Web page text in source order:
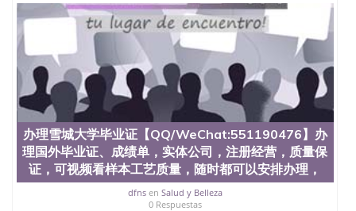
镭射，紫外荧光，温感，复印防伪）都有原版本文凭
对照。质量得到了广大海外客户群体的认可，同时和
海外学校留学中介， 同时能做到与时俱进，及时掌握
各大院校的（毕业证，成绩单，资格证，学生卡，结
业证，录取通知书，在读证明等相关材料）的版本更
新信息， 能够在时间掌握的海外学历文凭的样版，尺
寸大小，纸张材质，防伪技术等等，并在时间收集到
原版实物，以求达到客户的需求。 我们的优势： 我
们在保证合理定价的同时，坚持较高性价比，通过品
质和效率不断优化，为您倾情诠释什么是高性价比。
咨询顾问：Sam q/微信:551190476 Q/微
信:551190476办理毕业证成绩单、教育部认证,录取通
知书，雅思，留学回国证明.
办理雪城大学毕业证【QQ/WeChat:551190476】办
理国外毕业证、成绩单，实体公司，注册经营，质量保
证，可视频看样本工艺质量，随时都可以安排办理，
dfnsen Salud y Belleza
0 Respuestas